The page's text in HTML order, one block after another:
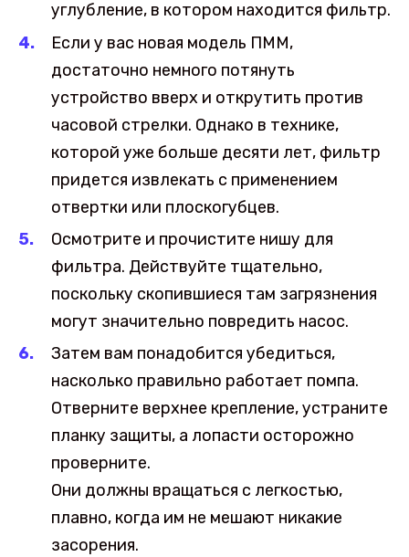
углубление, в котором находится фильтр.
Если у вас новая модель ПММ,
достаточно немного потянуть
устройство вверх и открутить против
часовой стрелки. Однако в технике,
которой уже больше десяти лет, фильтр
придется извлекать с применением
отвертки или плоскогубцев.
Осмотрите и прочистите нишу для
фильтра. Действуйте тщательно,
поскольку скопившиеся там загрязнения
могут значительно повредить насос.
Затем вам понадобится убедиться,
насколько правильно работает помпа.
Отверните верхнее крепление, устраните
планку защиты, а лопасти осторожно
проверните.
Они должны вращаться с легкостью,
плавно, когда им не мешают никакие
засорения.